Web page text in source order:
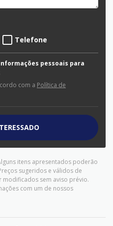
Telefone
pessoais para
com a Política de
itens apresentados poderão
sugeridos e válidos de
modificados sem aviso prévio.
com um de nossos